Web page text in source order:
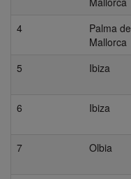
4
Palma de
Mallorca
5
Ibiza
6
Ibiza
7
Olbia